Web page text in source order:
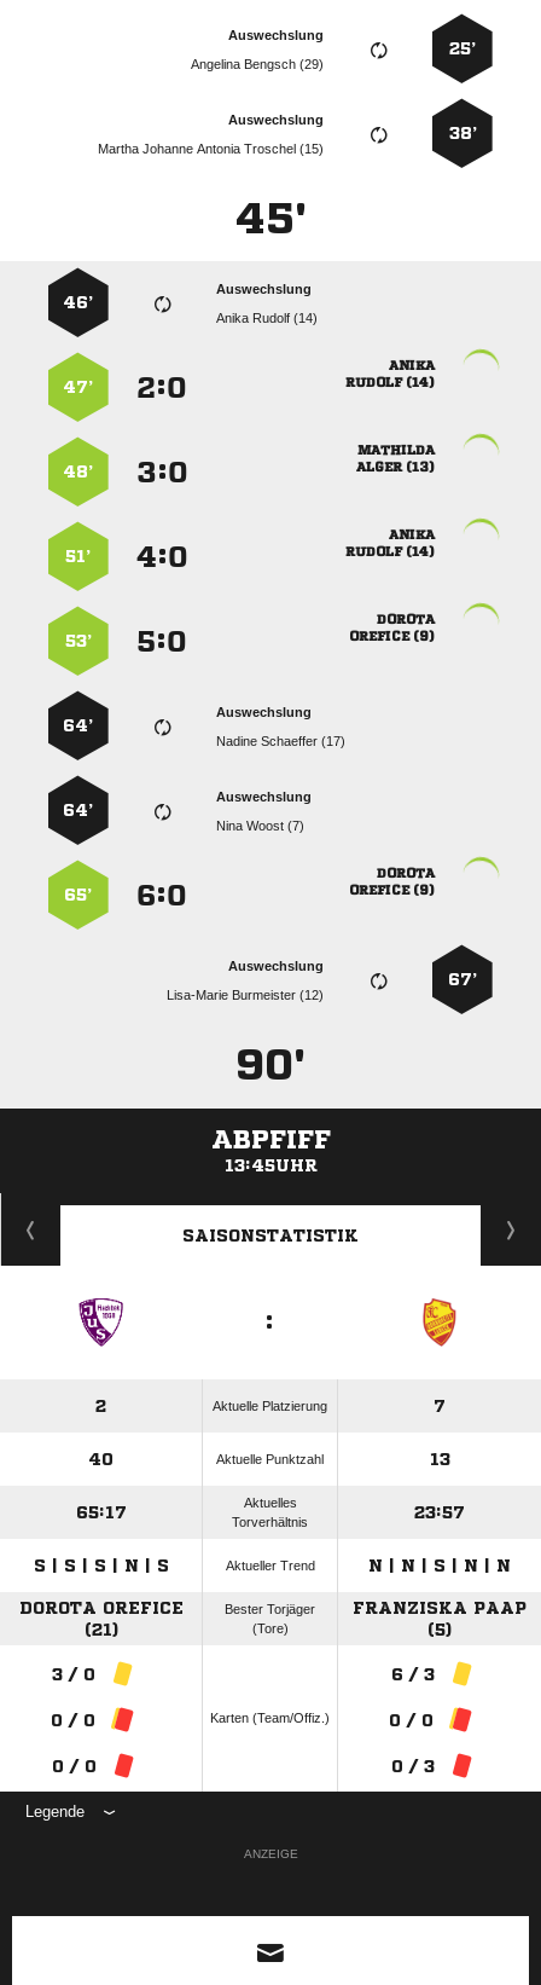
25’
Auswechslung
  
38’
Auswechslung
    
45'
Auswechslung
  
46’

 
:
47’

 
:
48’

 
:
51’

 
:
53’
Auswechslung
  
64’
Auswechslung
  
64’

 
:
65’
67’
Auswechslung
  
90'
ABPFIFF
13:45UHR
ANZEIGE
SAISONSTATISTIK
:
2 Aktuelle Platzierung 7
40 Aktuelle Punktzahl 13
65:17
Aktuelles
Torverhältnis
23:57
S | S | S | N | S Aktueller Trend N | N | S | N | N
DOROTA OREFICE
(21)
Bester Torjäger
(Tore)
FRANZISKA PAAP
(5)
3 / 0
0 / 0
0 / 0
Karten (Team/Offiz.)
6 / 3
0 / 0
0 / 3
Legende
ANZEIGE